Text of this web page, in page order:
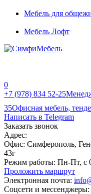
Мебель для
Мебель Лофт
0
+7 (978) 834 52-25
35Офисная мебель,
Написать в Telegram
Заказать звонок
Адрес:
Офис: Симферополь,
43г
Режим работы: Пн-Пт, с
Проложить маршрут
Электронная почта:
Соцсети и мессенджеры: